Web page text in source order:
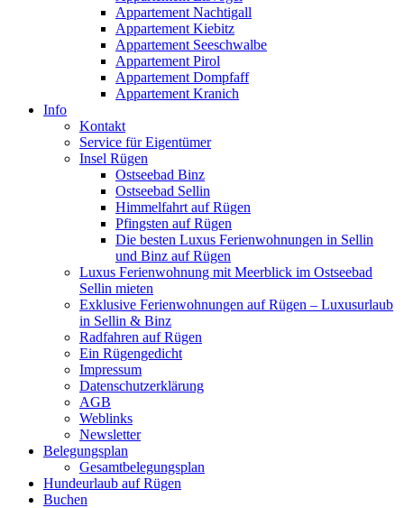
Appartement Nachtigall
Appartement Kiebitz
Appartement Seeschwalbe
Appartement Pirol
Appartement Dompfaff
Appartement Kranich
Info
Kontakt
Service für Eigentümer
Insel Rügen
Ostseebad Binz
Ostseebad Sellin
Himmelfahrt auf Rügen
Pfingsten auf Rügen
Die besten Luxus Ferienwohnungen in Sellin
und Binz auf Rügen
Luxus Ferienwohnung mit Meerblick im Ostseebad
Sellin mieten
Exklusive Ferienwohnungen auf Rügen – Luxusurlaub
in Sellin & Binz
Radfahren auf Rügen
Ein Rügengedicht
Impressum
Datenschutzerklärung
AGB
Weblinks
Newsletter
Belegungsplan
Gesamtbelegungsplan
Hundeurlaub auf Rügen
Buchen